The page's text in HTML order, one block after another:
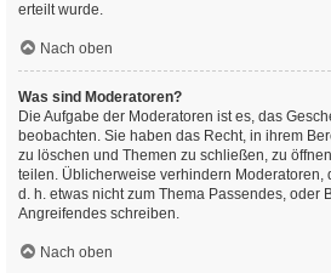
erteilt wurde.
Nach oben
Was sind Moderatoren?
Die Aufgabe der Moderatoren ist es, das
beobachten. Sie haben das Recht, in ihrem
zu löschen und Themen zu schließen, zu
teilen. Üblicherweise verhindern Moderatoren,
d. h. etwas nicht zum Thema Passendes, oder
Angreifendes schreiben.
Nach oben